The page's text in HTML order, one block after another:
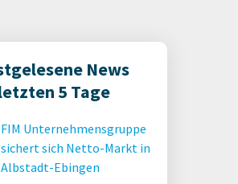
News
5 Tage
FIM Unternehmensgruppe
sichert sich Netto-Markt in
Albstadt-Ebingen